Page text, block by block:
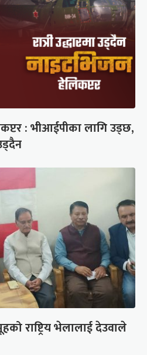
: भीआईपीका लागि उड्छ,
राष्ट्रिय भेलालाई देउवाले